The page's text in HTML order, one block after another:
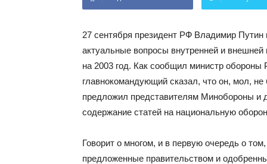
27 сентября президент РФ Владимир Путин
актуальные вопросы внутренней и
на 2003 год. Как сообщил министр
главнокомандующий сказал, что он, мол,
предложил представителям Минобороны и
содержание статей на национальную
Говорит о многом, и в первую очередь о
предложенные правительством и